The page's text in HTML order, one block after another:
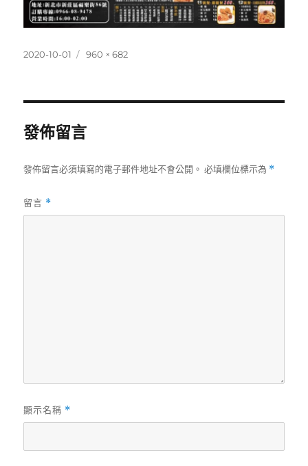
發
2020-10-01
完
960 × 682
發佈留言
發佈留言必須填寫的電子郵件地址不會公開。 必填欄位標示為 *
留言 *
顯示名稱 *